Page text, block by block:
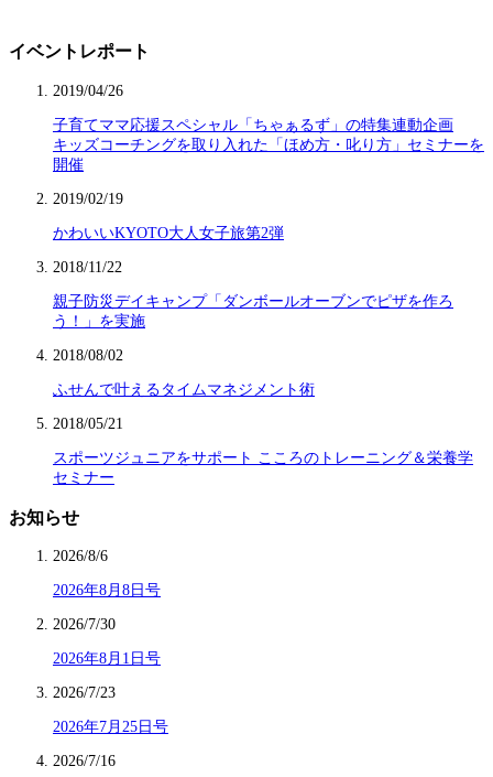
イベントレポート
2019/04/26
子育てママ応援スペシャル「ちゃぁるず」の特集連動企画
キッズコーチングを取り入れた「ほめ方・叱り方」セミナーを
開催
2019/02/19
かわいいKYOTO大人女子旅第2弾
2018/11/22
親子防災デイキャンプ「ダンボールオーブンでピザを作ろ
う！」を実施
2018/08/02
ふせんで叶えるタイムマネジメント術
2018/05/21
スポーツジュニアをサポート こころのトレーニング＆栄養学
セミナー
お知らせ
2026/8/6
2026年8月8日号
2026/7/30
2026年8月1日号
2026/7/23
2026年7月25日号
2026/7/16